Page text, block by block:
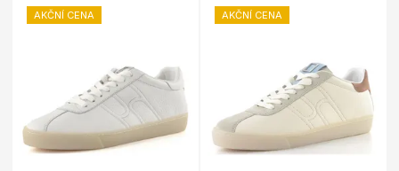
AKČNÍ CENA AKČNÍ CENA